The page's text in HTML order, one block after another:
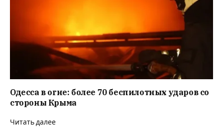
Одесса в огне: более 70 беспилотных ударов со
стороны Крыма
Читать далее